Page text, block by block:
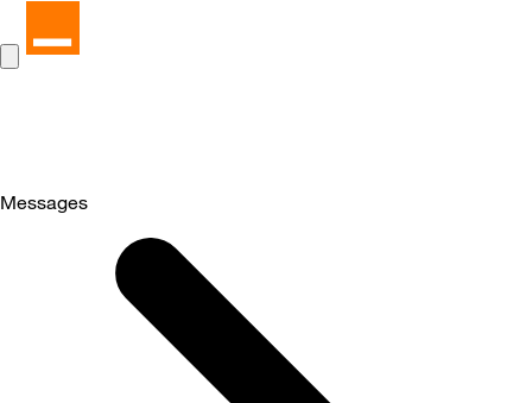
Messages